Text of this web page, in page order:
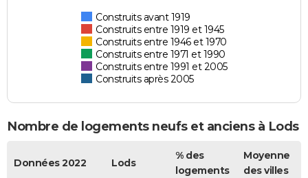
Construits avant 1919
Construits entre 1919 et 1945
Construits entre 1946 et 1970
Construits entre 1971 et 1990
Construits entre 1991 et 2005
Construits après 2005
Nombre de logements neufs et anciens à Lods
Données 2022 Lods
% des
logements
Moyenne
des villes